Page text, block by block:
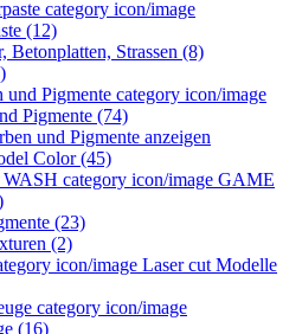
(12)
Betonplatten, Strassen (8)
Pigmente (74)
und Pigmente anzeigen
Color (45)
GAME
(23)
(2)
Laser cut Modelle
(16)